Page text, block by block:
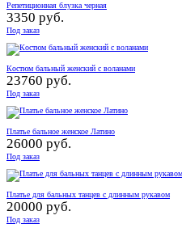
Репетиционная блузка черная
3350 руб.
Под заказ
Костюм бальный женский с воланами
23760 руб.
Под заказ
Платье бальное женское Латино
26000 руб.
Под заказ
Платье для бальных танцев с длинным рукавом
20000 руб.
Под заказ